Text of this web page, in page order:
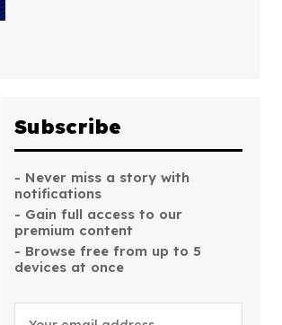
Subscribe
- Never miss a story with
notifications
- Gain full access to our
premium content
- Browse free from up to 5
devices at once